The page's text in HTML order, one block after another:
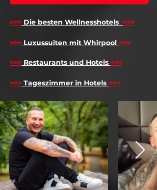
>>> Die besten Wellnesshotels <<<
>>> Luxussuiten mit Whirpool <<<
>>> Restaurants und Hotels <<<
>>> Tageszimmer in Hotels <<<